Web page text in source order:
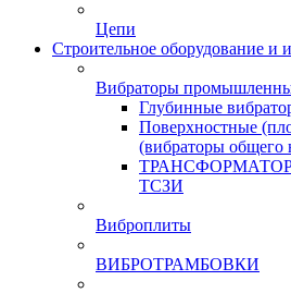
Цепи
Строительное оборудование и
Вибраторы
Глубинные
Поверхностные
(вибраторы общего
ТСЗИ
Виброплиты
ВИБРОТРАМБОВКИ